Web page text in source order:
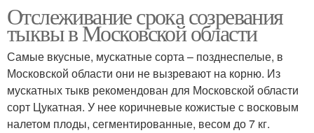
Отслеживание срока созревания
тыквы в Московской области
Самые вкусные, мускатные сорта – позднеспелые, в
Московской области они не вызревают на корню. Из
мускатных тыкв рекомендован для Московской области
сорт Цукатная. У нее коричневые кожистые с восковым
налетом плоды, сегментированные, весом до 7 кг.